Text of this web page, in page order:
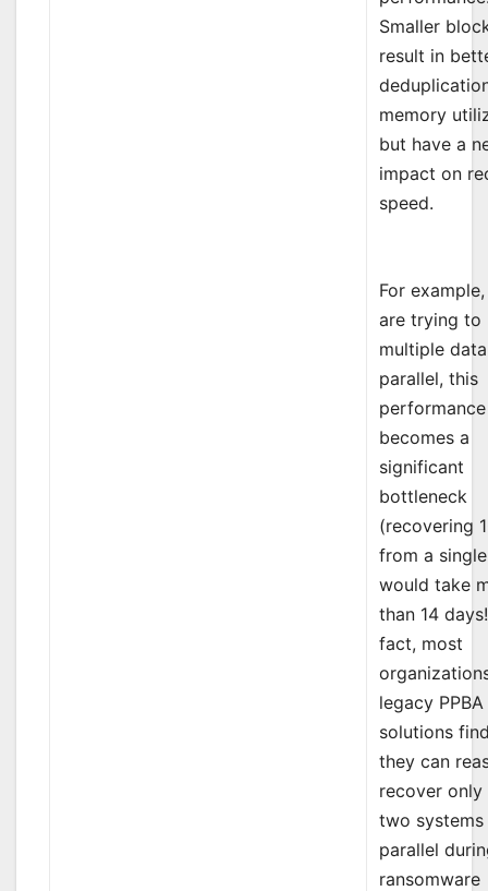
Smaller
result in
memory
but have a
impact on
speed.
For
are trying to
multiple
parallel, this
performance
becomes a
significant
bottleneck
(recovering
from a
would take
than 14
fact, most
legacy PPBA
solutions
they can
recover only
two systems
parallel
ransomware